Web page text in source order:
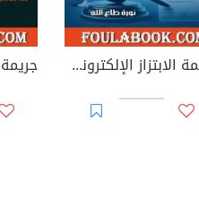
جريمة الابتزاز الإلكتروني في القوانين العربية